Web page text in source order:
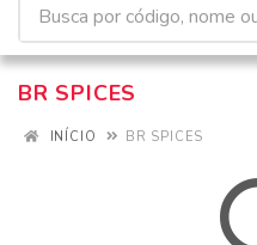
BR SPICES
INÍCIO BR SPICES